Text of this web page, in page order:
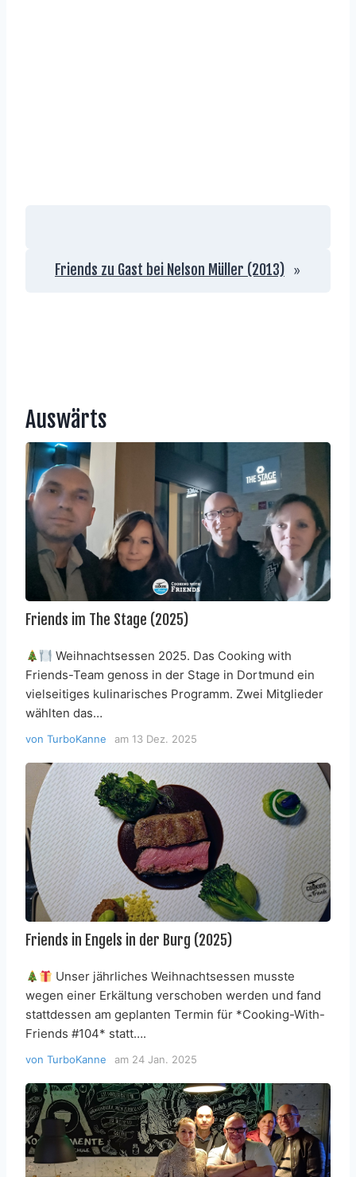
Friends zu Gast bei Nelson Müller (2013) »
Auswärts
Friends im The Stage (2025)
Weihnachtsessen 2025. Das Cooking with
Friends-Team genoss in der Stage in Dortmund ein
vielseitiges kulinarisches Programm. Zwei Mitglieder
wählten das…
von TurboKanne am 13 Dez. 2025
Friends in Engels in der Burg (2025)
Unser jährliches Weihnachtsessen musste
wegen einer Erkältung verschoben werden und fand
stattdessen am geplanten Termin für *Cooking-With-
Friends #104* statt….
von TurboKanne am 24 Jan. 2025